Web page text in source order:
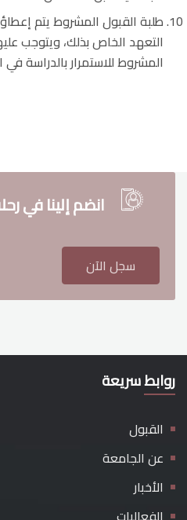
طلبة القبول المشروط يتم
التعهد الخاص بذلك، ويتوجب
المشروط للاستمرار بالدراسة
انضم إلينا في
سجل الآن
روابط سريعة
القبول
عن الجامعة
الأخبار